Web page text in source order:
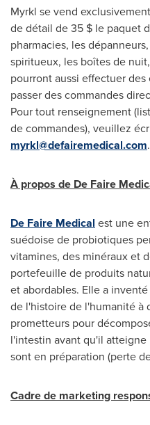
Myrkl se vend
de détail de 35 $ le paquet
pharmacies, les
spiritueux, les boîtes de
pourront aussi effectuer
passer des commandes
Pour tout renseignement
de commandes), veuillez
myrkl@defairemedical.com.
À propos de De Faire
De Faire Medical est une
suédoise de probiotiques
vitamines, des minéraux et
portefeuille de produits
et abordables. Elle a
de l'histoire de l'humanité à
prometteurs pour
l'intestin avant qu'il
sont en préparation (perte
Cadre de marketing